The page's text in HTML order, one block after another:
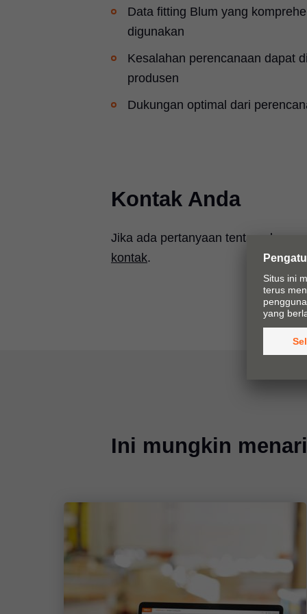
Data fitting Blum yang
digunakan
Kesalahan perencanaan dapat
produsen
Dukungan optimal dari
Kontak Anda
Jika ada pertanyaan tentang
kontak.
Ini mungkin